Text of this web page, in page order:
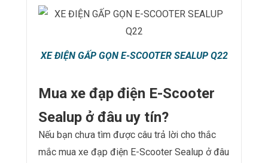
XE ĐIỆN GẤP GỌN E-SCOOTER SEALUP Q22
Mua xe đạp điện E-Scooter
Sealup ở đâu uy tín?
Nếu bạn chưa tìm được câu trả lời cho thắc
mắc mua xe đạp điện E-Scooter Sealup ở đâu